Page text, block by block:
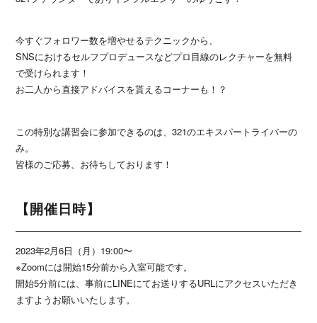
今すぐフォロワー数を増やせるテクニックから、
SNSにおけるセルフプロデュースなどプロ目線のレクチャーを無料
で受けられます！
お二人から直接アドバイスを貰えるコーナーも！？
この特別な講習会に参加できるのは、321のエキスパートライバーの
み。
皆様のご応募、お待ちしております！
【開催日時】
2023年2月6日（月）19:00〜
※Zoomには開始15分前から入室可能です。
開始5分前には、事前にLINEにてお送りするURLにアクセスいただき
ますようお願いいたします。